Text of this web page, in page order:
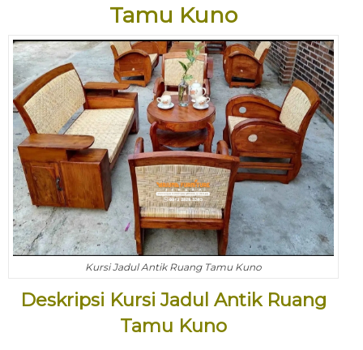
Tamu Kuno
Kursi Jadul Antik Ruang Tamu Kuno
Deskripsi Kursi Jadul Antik Ruang
Tamu Kuno